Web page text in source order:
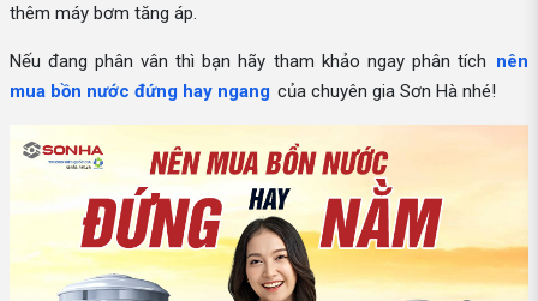
thêm máy bơm tăng áp.
Nếu đang phân vân thì bạn hãy tham khảo ngay phân tích nên
mua bồn nước đứng hay ngang của chuyên gia Sơn Hà nhé!